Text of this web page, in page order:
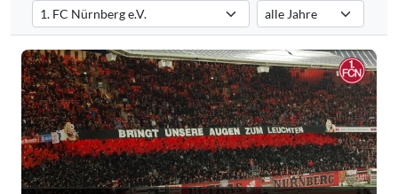
Verein auswählen
Filtert die Choreografien nach dem ausgewählten Verein.
Saison auswählen
Filtert die Choreografien